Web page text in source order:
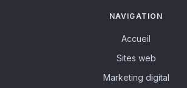
NAVIGATION
Accueil
Sites web
Marketing digital